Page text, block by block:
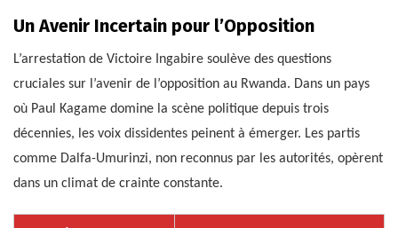
Un Avenir Incertain pour l’Opposition
L’arrestation de Victoire Ingabire soulève des questions
cruciales sur l’avenir de l’opposition au Rwanda. Dans un pays
où Paul Kagame domine la scène politique depuis trois
décennies, les voix dissidentes peinent à émerger. Les partis
comme Dalfa-Umurinzi, non reconnus par les autorités, opèrent
dans un climat de crainte constante.